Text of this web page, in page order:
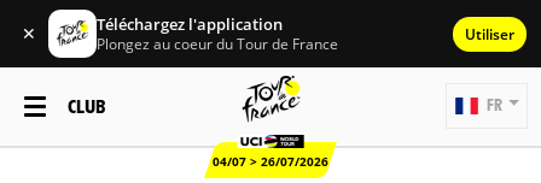
✕ Téléchargez l'application
Plongez au coeur du Tour de France Utiliser
CLUB
04/07 > 26/07/2026
FR